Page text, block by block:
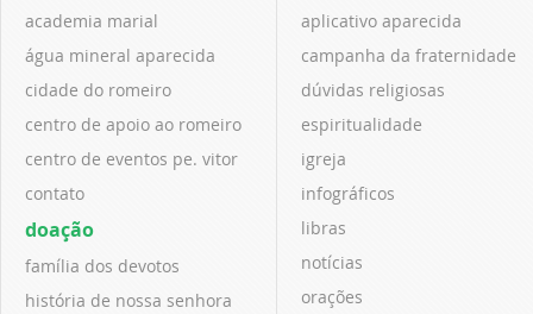
academia marial
água mineral aparecida
cidade do romeiro
centro de apoio ao romeiro
centro de eventos pe. vitor
contato
doação
família dos devotos
história de nossa senhora
aplicativo aparecida
campanha da fraternidade
dúvidas religiosas
espiritualidade
igreja
infográficos
libras
notícias
orações